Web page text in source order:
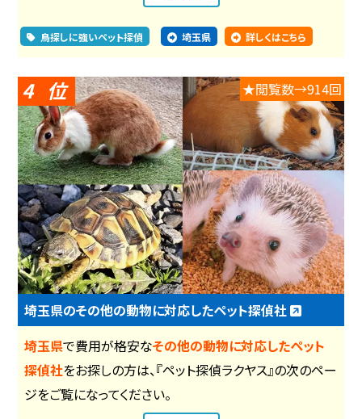
鳥探しに強いペット探偵 埼玉県 詳しくはこちら
4 ★閲覧数→914回
埼玉県のその他の動物に対応したペット探偵社
埼玉県で費用が格安なその他の動物に対応したペット
探偵社をお探しの方は、『ペット探偵ラクヤス』の次のペー
ジをご覧になってください。